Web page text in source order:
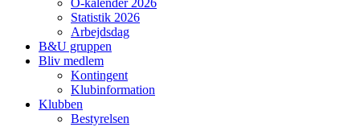
O-kalender 2026
Statistik 2026
Arbejdsdag
B&U gruppen
Bliv medlem
Kontingent
Klubinformation
Klubben
Bestyrelsen